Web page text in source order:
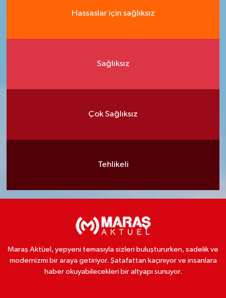
Hassaslar için sağlıksız
Sağlıksız
Çok Sağlıksız
Tehlikeli
Maraş Aktüel, yepyeni temasıyla sizleri buluştururken, sadelik ve
modernizmi bir araya getiriyor. Şatafattan kaçınıyor ve insanlara
haber okuyabilecekleri bir altyapı sunuyor.